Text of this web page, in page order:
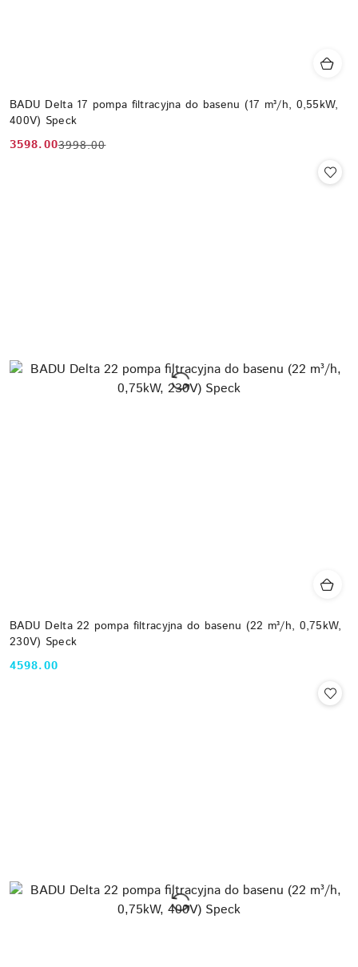
BADU Delta 17 pompa filtracyjna do basenu (17 m³/h, 0,55kW,
400V) Speck
Cena
3598.00
Cena
3998.00
BADU Delta 22 pompa filtracyjna do basenu (22 m³/h, 0,75kW,
230V) Speck
Cena:
4598.00